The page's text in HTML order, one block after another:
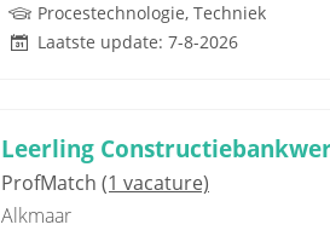
Procestechnologie, Techniek
Laatste update: 7-8-2026
Leerling
ProfMatch (1 vacature)
Alkmaar